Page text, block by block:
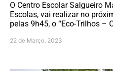
O Centro Escolar Salgueiro
Escolas, vai realizar no
pelas 9h45, o “Eco-Trilhos –
22 de Março, 2023